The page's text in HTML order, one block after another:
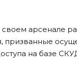
арсенале
на базе